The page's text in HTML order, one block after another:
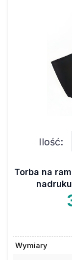
Ilość:
Torba na
Wymiary